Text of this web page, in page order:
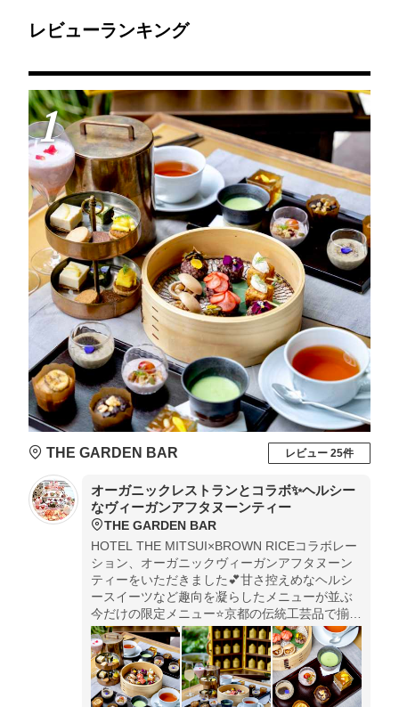
レビューランキング
1
THE GARDEN BAR レビュー 25件
オーガニックレストランとコラボ✨ヘルシー
なヴィーガンアフタヌーンティー
THE GARDEN BAR
HOTEL THE MITSUI×BROWN RICEコラボレー
ション、オーガニックヴィーガンアフタヌーン
ティーをいただきました💕甘さ控えめなヘルシ
ースイーツなど趣向を凝らしたメニューが並ぶ
今だけの限定メニュー⭐️京都の伝統工芸品で揃え
た茶器や食器にも注目です🍽